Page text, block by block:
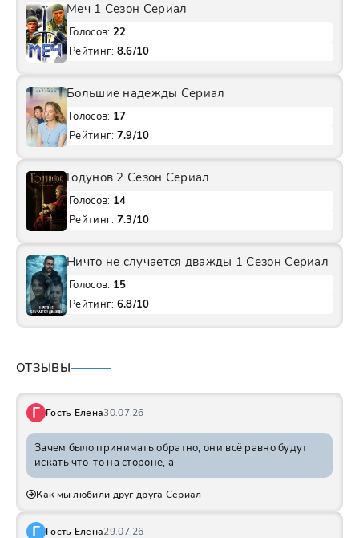
Меч 1 Сезон Сериал
Голосов: 22
Рейтинг: 8.6/10
Большие надежды Сериал
Голосов: 17
Рейтинг: 7.9/10
Годунов 2 Сезон Сериал
Голосов: 14
Рейтинг: 7.3/10
Ничто не случается дважды 1 Сезон Сериал
Голосов: 15
Рейтинг: 6.8/10
ОТЗЫВЫ
Г Гость Елена30.07.26
Зачем было принимать обратно, они всё равно будут
искать что-то на стороне, а
Как мы любили друг друга Сериал
Г Гость Елена29.07.26